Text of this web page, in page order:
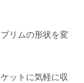
リムの形状を変
ットに気軽に収